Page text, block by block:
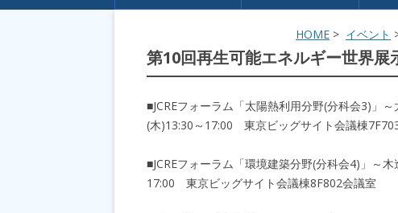
HOME > イベント
第10回再生可能エネルギー世界展
■JCREフォーラム「太陽熱利用分野(分科会3)」
(木)13:30～17:00 東京ビッグサイト会議棟
■JCREフォーラム「環境建築分野(分科会4)」～
17:00 東京ビッグサイト会議棟8F802会議室